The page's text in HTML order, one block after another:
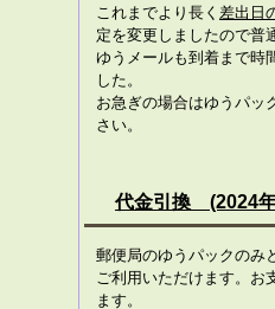
これまでより長く 差出日
定を変更しましたので普
ゆうメールも到着まで時
した。
お急ぎの場合はゆうパッ
さい。
代金引換 (2024
郵便局のゆうパックのみ
ご利用いただけます。お
ます。